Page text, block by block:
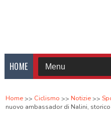
HOME
Home Ciclismo Notizie
nuovo ambassador di Nalini,